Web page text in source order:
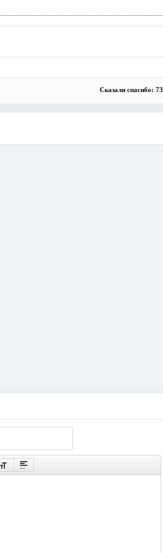
Сказали спасибо: 73